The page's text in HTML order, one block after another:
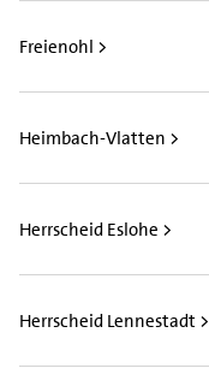
Freienohl >
Heimbach-Vlatten >
Herrscheid Eslohe >
Herrscheid Lennestadt >